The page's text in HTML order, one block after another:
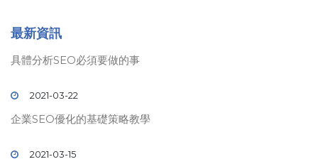
最新資訊
具體分析SEO必須要做的事
2021-03-22
企業SEO優化的基礎策略教學
2021-03-15